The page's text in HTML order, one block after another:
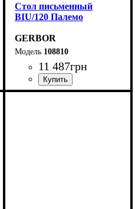
Cтол письменный
BIU/120 Палемо
GERBOR
108810
11 487грн